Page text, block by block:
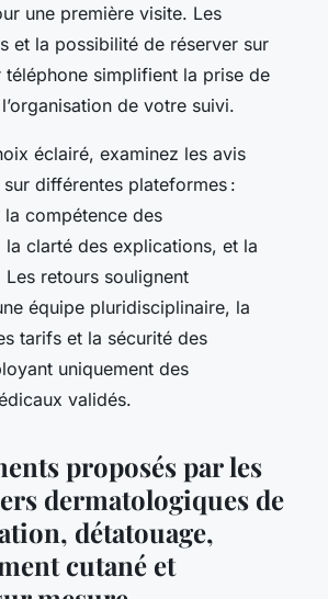
une première visite. Les
et la possibilité de réserver sur
simplifient la prise de
de votre suivi.
éclairé, examinez les avis
différentes plateformes :
la compétence des
clarté des explications, et la
retours soulignent
équipe pluridisciplinaire, la
tarifs et la sécurité des
uniquement des
validés.
proposés par les
dermatologiques de
détatouage,
cutané et